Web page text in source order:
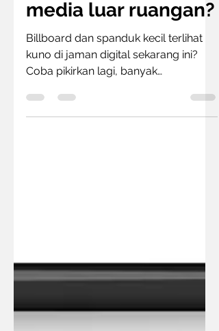
Masih relevankah
media luar ruangan?
Billboard dan spanduk kecil terlihat
kuno di jaman digital sekarang ini?
Coba pikirkan lagi, banyak